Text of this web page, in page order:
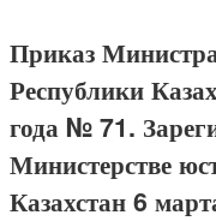
Приказ
Республики
года № 71.
Министерстве
Казахстан 6